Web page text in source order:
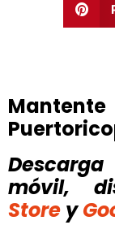
móvil,
Store y